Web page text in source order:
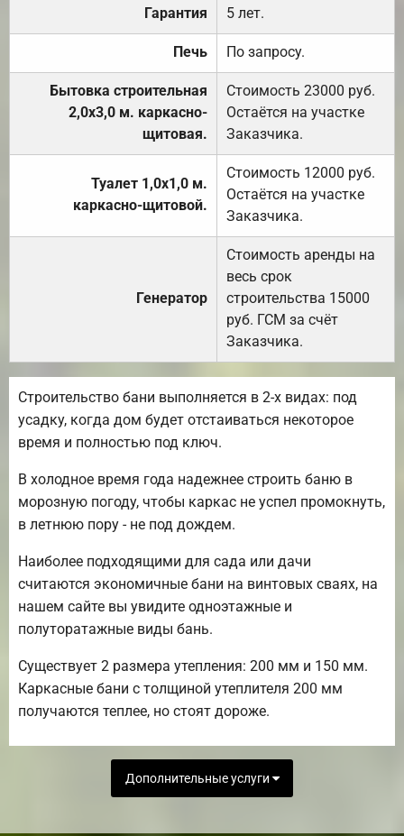
Гарантия 5 лет.
Печь По запросу.
Бытовка строительная
2,0х3,0 м. каркасно-
щитовая.
Стоимость 23000 руб.
Остаётся на участке
Заказчика.
Туалет 1,0х1,0 м.
каркасно-щитовой.
Стоимость 12000 руб.
Остаётся на участке
Заказчика.
Генератор
Стоимость аренды на
весь срок
строительства 15000
руб. ГСМ за счёт
Заказчика.
Строительство бани выполняется в 2-х видах: под
усадку, когда дом будет отстаиваться некоторое
время и полностью под ключ.
В холодное время года надежнее строить баню в
морозную погоду, чтобы каркас не успел промокнуть,
в летнюю пору - не под дождем.
Наиболее подходящими для сада или дачи
считаются экономичные бани на винтовых сваях, на
нашем сайте вы увидите одноэтажные и
полуторатажные виды бань.
Существует 2 размера утепления: 200 мм и 150 мм.
Каркасные бани с толщиной утеплителя 200 мм
получаются теплее, но стоят дороже.
Дополнительные услуги